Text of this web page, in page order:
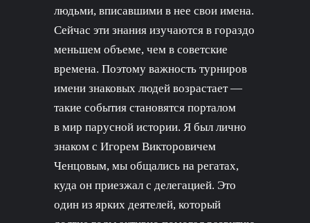
людьми, вписавшими в нее свои имена.
Сейчас эти знания изучаются в гораздо
меньшем объеме, чем в советские
времена. Поэтому важность турниров
имени знаковых людей возрастает —
такие события становятся порталом
в мир парусной истории. Я был лично
знаком с Игорем Викторовичем
Ченцовым, мы общались на регатах,
куда он приезжал с делегацией. Это
один из ярких деятелей, который